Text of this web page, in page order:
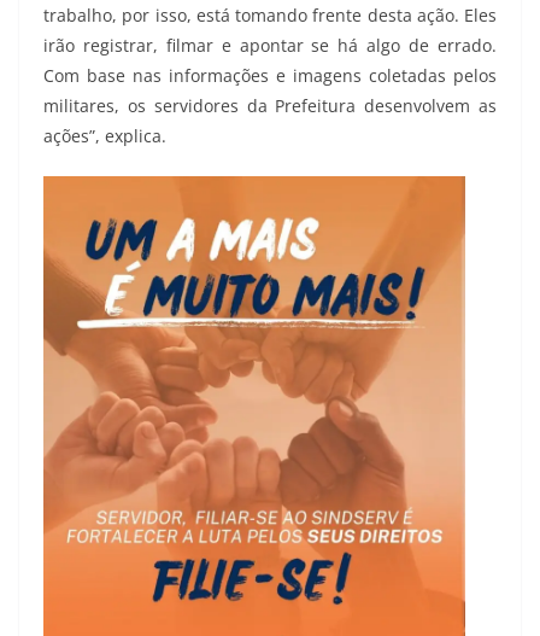
trabalho, por isso, está tomando frente desta ação. Eles
irão registrar, filmar e apontar se há algo de errado.
Com base nas informações e imagens coletadas pelos
militares, os servidores da Prefeitura desenvolvem as
ações”, explica.